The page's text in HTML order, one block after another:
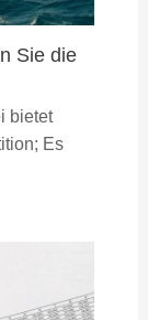
Sie die
bietet
Es